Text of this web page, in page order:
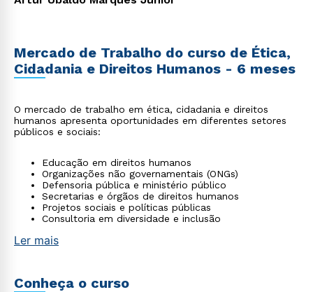
Mercado de Trabalho do curso de Ética,
Cidadania e Direitos Humanos - 6 meses
O mercado de trabalho em ética, cidadania e direitos
humanos apresenta oportunidades em diferentes setores
públicos e sociais:
Educação em direitos humanos
Organizações não governamentais (ONGs)
Defensoria pública e ministério público
Secretarias e órgãos de direitos humanos
Projetos sociais e políticas públicas
Consultoria em diversidade e inclusão
Ler mais
Conheça o curso